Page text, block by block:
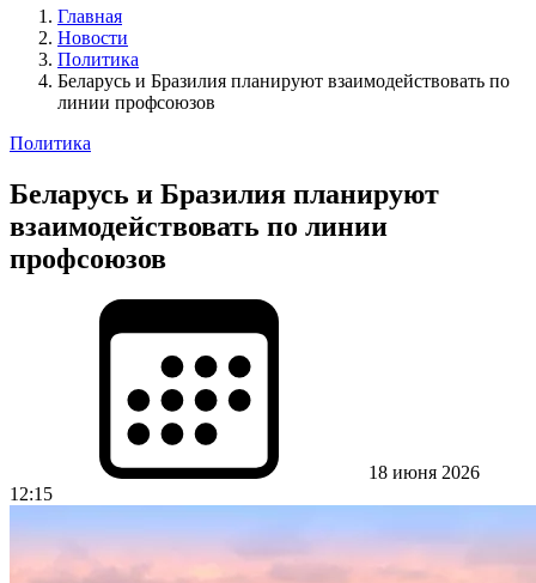
Главная
Новости
Политика
Беларусь и Бразилия планируют взаимодействовать по
линии профсоюзов
Политика
Беларусь и Бразилия планируют
взаимодействовать по линии
профсоюзов
18 июня 2026
12:15